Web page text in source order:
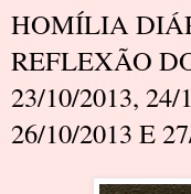
HOMÍLIA
REFLEXÃO
23/10/2013, 24/
26/10/2013 E